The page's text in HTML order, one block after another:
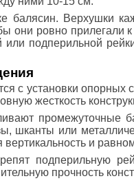
балясин. Верхушки
они ровно прилегали
подперильной
с установки опорных
жесткость
промежуточные
шканты или
и
подперильную
прочность